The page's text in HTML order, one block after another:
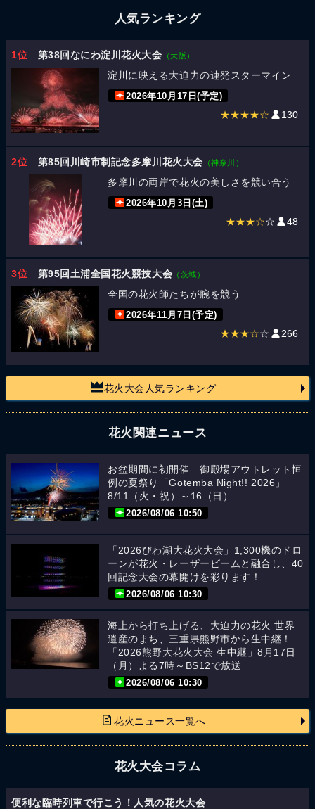
人気ランキング
1位 第38回なにわ淀川花火大会 （大阪）
淀川に映える大迫力の連発スターマイン
2026年10月17日(予定)
★★★★☆ 130
2位 第85回川崎市制記念多摩川花火大会 （神奈川）
多摩川の両岸で花火の美しさを競い合う
2026年10月3日(土)
★★★☆☆ 48
3位 第95回土浦全国花火競技大会 （茨城）
全国の花火師たちが腕を競う
2026年11月7日(予定)
★★★☆☆ 266
花火大会人気ランキング
花火関連ニュース
お盆期間に初開催 御殿場アウトレット恒
例の夏祭り「Gotemba Night!! 2026」
8/11（火・祝）～16（日）
2026/08/06 10:50
「2026びわ湖大花火大会」1,300機のドロ
ーンが花火・レーザービームと融合し、40
回記念大会の幕開けを彩ります！
2026/08/06 10:30
海上から打ち上げる、大迫力の花火 世界
遺産のまち、三重県熊野市から生中継！
「2026熊野大花火大会 生中継」8月17日
（月）よる7時～BS12で放送
2026/08/06 10:30
花火ニュース一覧へ
花火大会コラム
便利な臨時列車で行こう！人気の花火大会